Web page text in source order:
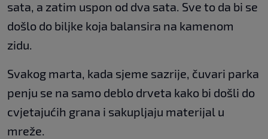
sata, a zatim uspon od dva sata. Sve to da bi se
došlo do biljke koja balansira na kamenom
zidu.
Svakog marta, kada sjeme sazrije, čuvari parka
penju se na samo deblo drveta kako bi došli do
cvjetajućih grana i sakupljaju materijal u
mreže.